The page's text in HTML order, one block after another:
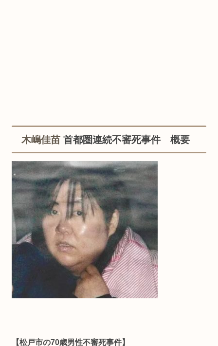
木嶋佳苗 首都圏連続不審死事件 概要
【松戸市の70歳男性不審死事件】